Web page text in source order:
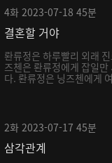
4화 2023-07-18 45분
결혼할 거야
롼류정은 하루빨리 외래
즈첸은 롼류정에게 잡일
다. 롼류정은 닝즈첸에게
2화 2023-07-17 45분
삼각관계